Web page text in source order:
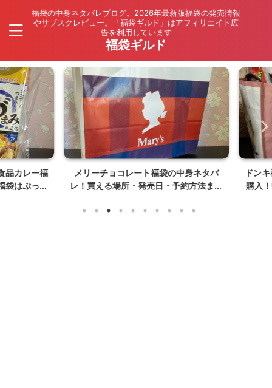
福袋の中身ネタバレブログ。2026年最新版福袋の発売情報
やサブスクレビュー。「福袋ギルド」はアフィリエイト広
告を利用しています
福袋ギルド
カレー福
はぷっく
メリーチョコレート福袋の中身ネタバ
レ！買える場所・発売日・予約方法まと
ドンキ
購入！